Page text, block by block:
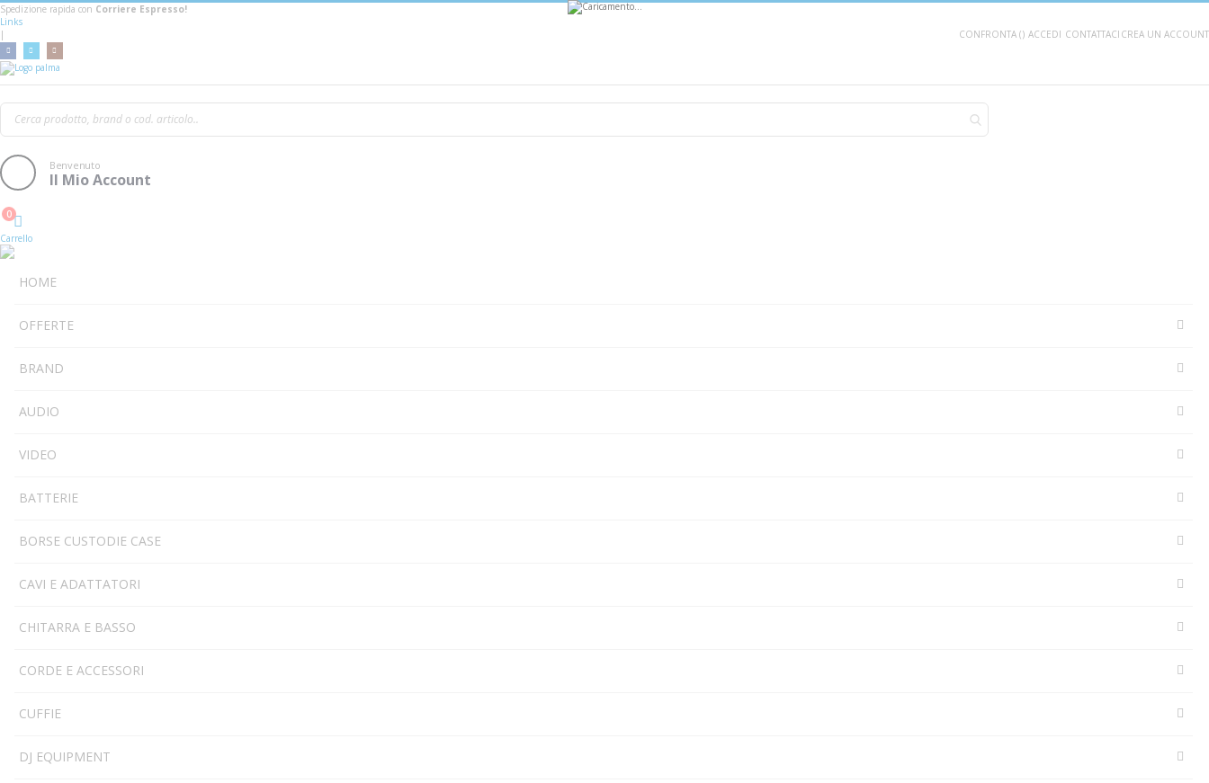
Spedizione rapida con Corriere Espresso!
Links
CONFRONTA () ACCEDI CONTATTACI CREA UN ACCOUNT
|
Benvenuto
Il Mio Account
Cart
0
Carrello
HOME
OFFERTE
BRAND
AUDIO
VIDEO
BATTERIE
BORSE CUSTODIE CASE
CAVI E ADATTATORI
CHITARRA E BASSO
CORDE E ACCESSORI
CUFFIE
DJ EQUIPMENT